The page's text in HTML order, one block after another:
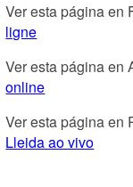
Ver esta página en
ligne
Ver esta página en
online
Ver esta página en
Lleida ao vivo